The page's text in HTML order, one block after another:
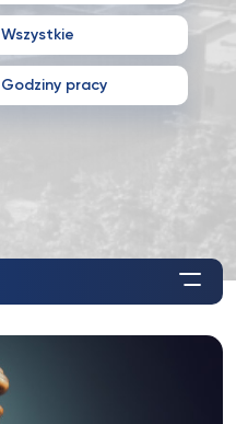
Wszystkie
Godziny pracy